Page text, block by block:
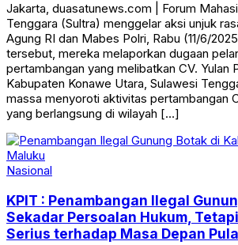
Jakarta, duasatunews.com | Forum
Tenggara (Sultra) menggelar aksi unjuk
Agung RI dan Mabes Polri, Rabu (11/6/
tersebut, mereka melaporkan dugaan
pertambangan yang melibatkan CV. Yulan
Kabupaten Konawe Utara, Sulawesi
massa menyoroti aktivitas pertambangan
yang berlangsung di wilayah […]
Nasional
KPIT : Penambangan Ilegal
Sekadar Persoalan Hukum,
Serius terhadap Masa Depan